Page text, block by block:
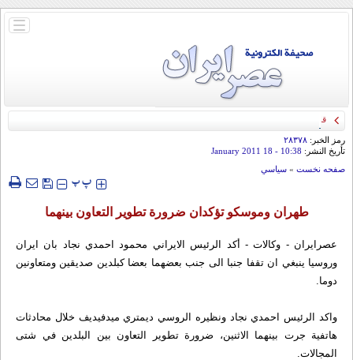
باز
قائد الحرس الثوري: إيران ستدمر أمريكا وإسرائيل والسعودية إذا تجاوزت خطوط طهران
الحمراء
رمز الخبر: ۲۸۳۷۸
تأريخ النشر: 10:38
- 18 January 2011
صفحه نخست » سياسي
‍‍‍ پپ
طهران وموسكو تؤكدان ضرورة تطوير التعاون بينهما
عصرايران - وكالات - أكد الرئيس الايراني محمود احمدي نجاد بان ايران
وروسيا ينبغي ان تقفا جنبا الى جنب بعضهما بعضا كبلدين صديقين ومتعاونين
دوما.
واكد الرئيس احمدي نجاد ونظيره الروسي ديمتري ميدفيديف خلال محادثات
هاتفية جرت بينهما الاثنين، ضرورة تطوير التعاون بين البلدين في شتى
المجالات.